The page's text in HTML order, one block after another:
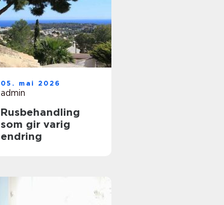
05. mai 2026
admin
Rusbehandling
som gir varig
endring